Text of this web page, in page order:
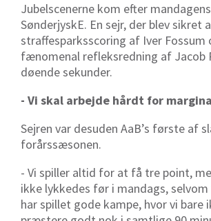
Jubelscenerne kom efter
SønderjyskE. En sejr, der blev sikret
straffesparksscoring af Iver Fossum
fænomenal refleksredning af Jacob
døende sekunder.
- Vi skal arbejde hårdt for
Sejren var desuden AaB’s første af
forårssæsonen.
- Vi spiller altid for at få tre point,
ikke lykkedes før i mandags, selvom
har spillet gode kampe, hvor vi bare